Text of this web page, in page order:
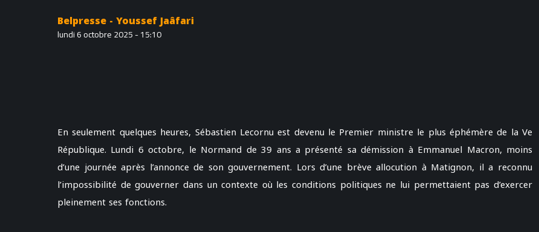
Belpresse - Youssef Jaâfari
lundi 6 octobre 2025 - 15:10
En seulement quelques heures, Sébastien Lecornu est devenu le Premier ministre le plus éphémère de la Ve
République. Lundi 6 octobre, le Normand de 39 ans a présenté sa démission à Emmanuel Macron, moins
d’une journée après l’annonce de son gouvernement. Lors d’une brève allocution à Matignon, il a reconnu
l’impossibilité de gouverner dans un contexte où les conditions politiques ne lui permettaient pas d’exercer
pleinement ses fonctions.